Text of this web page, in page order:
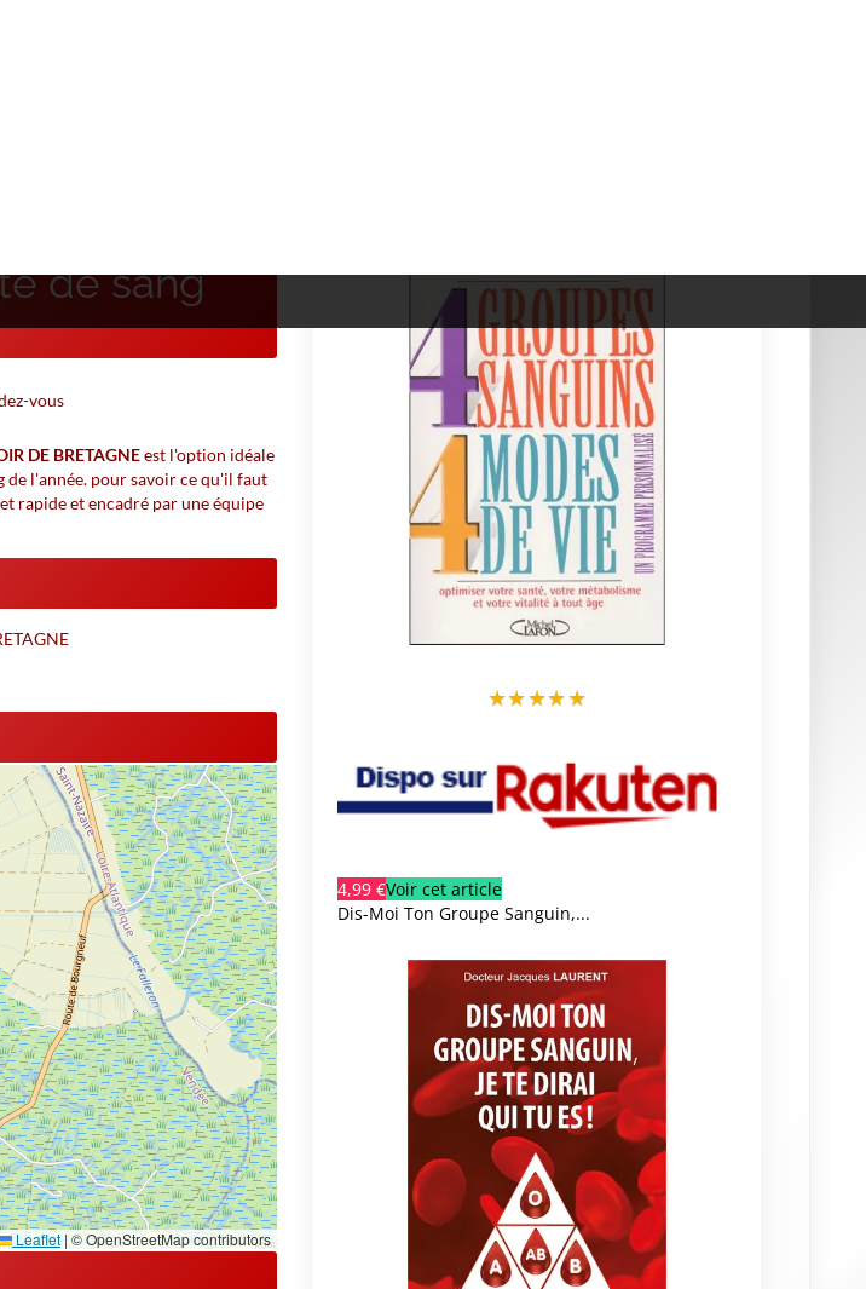
de sang
DE BRETAGNEest l'option idéale
de l'année. pour savoir ce qu'il faut
rapide et encadré par une équipe
Leaflet |© OpenStreetMap contributors
★★★★★
4,99 €Voir cet article
Dis-Moi Ton Groupe Sanguin,...